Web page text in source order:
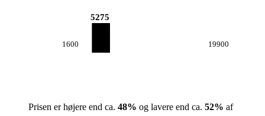
1600
5275
19900
Prisen er højere end ca. 48% og lavere end ca. 52% af